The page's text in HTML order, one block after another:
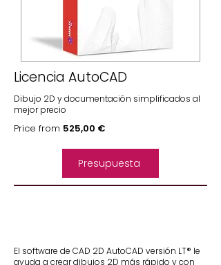
Licencia AutoCAD
Dibujo 2D y documentación simplificados al
mejor precio
Price from 525,00 €
Presupuesta
El software de CAD 2D AutoCAD versión LT® le
ayuda a crear dibujos 2D más rápido y con